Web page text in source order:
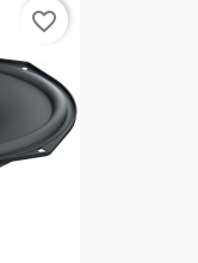
favorite_border